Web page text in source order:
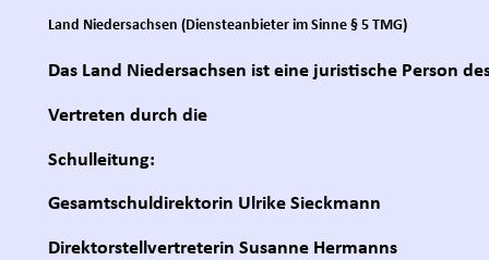
Land Niedersachsen (Diensteanbieter im Sinne § 5 TMG)
Das Land Niedersachsen ist eine juristische Person
Vertreten durch die
Schulleitung:
Gesamtschuldirektorin Ulrike Sieckmann
Direktorstellvertreterin Susanne Hermanns